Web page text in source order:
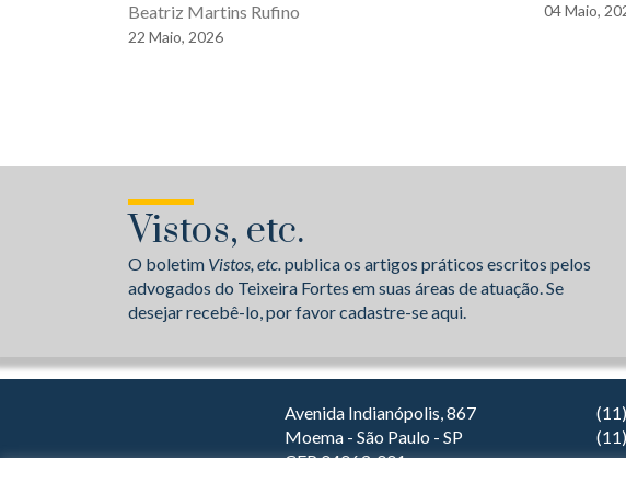
Beatriz Martins Rufino
22 Maio, 2026
04Maio,
Vistos, etc.
O boletim Vistos, etc.publica os artigos práticos escritos pelos
advogados do Teixeira Fortes em suas áreas de atuação. Se
desejar recebê-lo, por favor cadastre-se aqui.
Avenida Indianópolis, 867
Moema - São Paulo - SP
CEP 04063-001